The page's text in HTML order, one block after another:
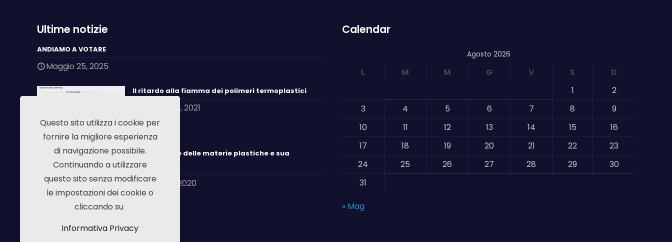
Ultime notizie
ANDIAMO A VOTARE
Maggio 25, 2025
Il ritardo alla fiamma dei polimeri termoplastici
Giugno 25, 2021
Combustione delle materie plastiche e sua
inibizione
Luglio 22, 2020
Calendar
Agosto 2026
L M M G V S
D
1
2
3
4 5 6 7 8
9
10
11 12 13 14 15
16
17
18 19 20 21 22
23
24
25 26 27 28 29
30
31
« Mag
Questo sito utilizza i cookie per
fornire la migliore esperienza
di navigazione possibile.
Continuando a utilizzare
questo sito senza modificare
le impostazioni dei cookie o
cliccando su
Informativa Privacy